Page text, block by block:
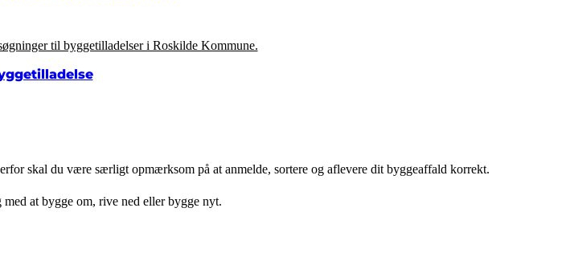
til byggetilladelser i Roskilde Kommune.
skal du være særligt opmærksom på at anmelde, sortere og aflevere dit byggeaffald korrekt.
at bygge om, rive ned eller bygge nyt.